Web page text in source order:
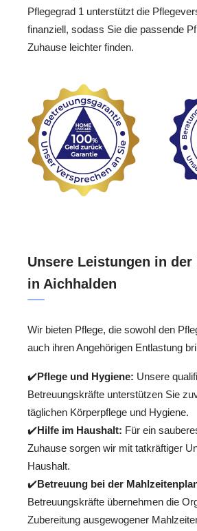
Pflegegrad 1 unterstützt die
finanziell, sodass Sie die passende
Zuhause leichter finden.
Unsere Leistungen in der
in Aichhalden
Wir bieten Pflege, die sowohl den
auch ihren Angehörigen Entlastung
✔️Pflege und Hygiene: Unsere
Betreuungskräfte unterstützen Sie
täglichen Körperpflege und Hygiene.
✔️Hilfe im Haushalt: Für ein
Zuhause sorgen wir mit tatkräftiger
Haushalt.
✔️Betreuung bei der
Betreuungskräfte übernehmen die
Zubereitung ausgewogener